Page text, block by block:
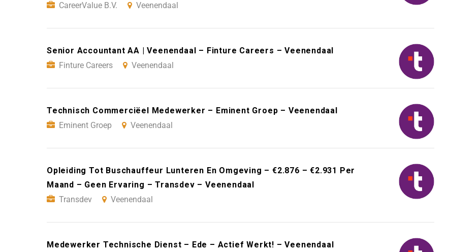
CareerValue B.V.
Veenendaal
Senior Accountant AA | Veenendaal – Finture Careers – Veenendaal
Finture Careers
Veenendaal
Technisch Commerciëel Medewerker – Eminent Groep – Veenendaal
Eminent Groep
Veenendaal
Opleiding Tot Buschauffeur Lunteren En Omgeving – €2.876 – €2.931 Per
Maand – Geen Ervaring – Transdev – Veenendaal
Transdev
Veenendaal
Medewerker Technische Dienst – Ede – Actief Werkt! – Veenendaal